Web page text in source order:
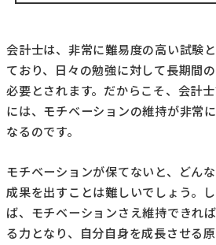
会計士は、非常に難易度の高い試験
ており、日々の勉強に対して長期間
必要とされます。だからこそ、会計
には、モチベーションの維持が非常
なるのです。
モチベーションが保てないと、どん
成果を出すことは難しいでしょう。
ば、モチベーションさえ維持できれ
る力となり、自分自身を成長させる